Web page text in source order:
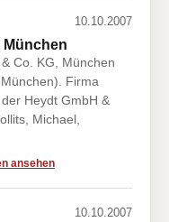
10.10.2007
München
Co. KG, München
Firma
Heydt GmbH &
Michael,
ansehen
10.10.2007